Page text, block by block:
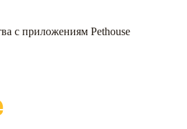
с приложениям Pethouse